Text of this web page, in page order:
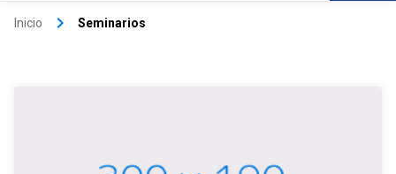
Inicio keyboard_arrow_right Seminarios